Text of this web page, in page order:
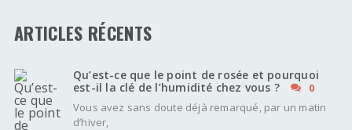
ARTICLES RÉCENTS
Qu’est-ce que le point de rosée et pourquoi
est-il la clé de l’humidité chez vous ?
0
Vous avez sans doute déjà remarqué, par un matin
d’hiver,